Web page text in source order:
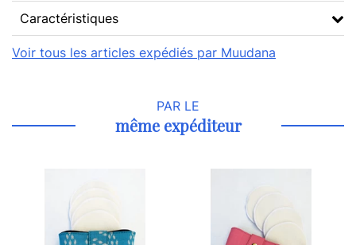
Caractéristiques
Voir tous les articles expédiés par Muudana
PAR LE
même expéditeur